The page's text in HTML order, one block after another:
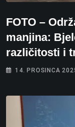
FOTO –
manjina:
različitosti i
14. PROSINCA